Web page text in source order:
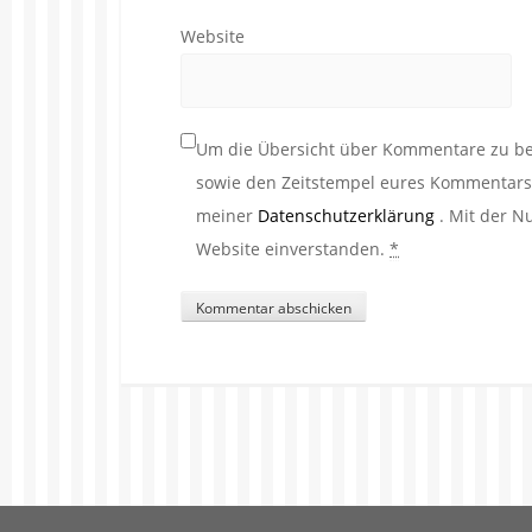
Website
Um die Übersicht über Kommentare zu
sowie den Zeitstempel eures
meiner Datenschutzerklärung . Mit der
Website einverstanden. *